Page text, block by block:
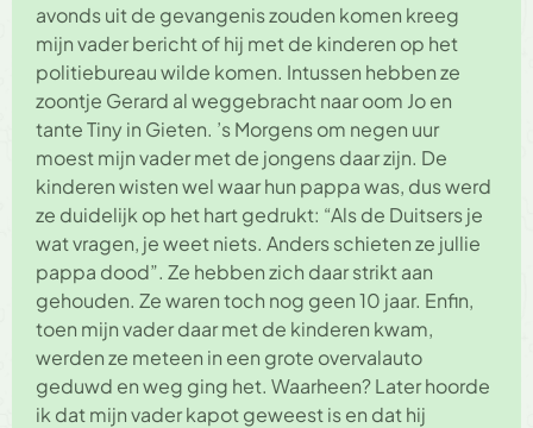
avonds uit de gevangenis zouden komen kreeg
mijn vader bericht of hij met de kinderen op het
politiebureau wilde komen. Intussen hebben ze
zoontje Gerard al weggebracht naar oom Jo en
tante Tiny in Gieten. ’s Morgens om negen uur
moest mijn vader met de jongens daar zijn. De
kinderen wisten wel waar hun pappa was, dus werd
ze duidelijk op het hart gedrukt: “Als de Duitsers je
wat vragen, je weet niets. Anders schieten ze jullie
pappa dood”. Ze hebben zich daar strikt aan
gehouden. Ze waren toch nog geen 10 jaar. Enfin,
toen mijn vader daar met de kinderen kwam,
werden ze meteen in een grote overvalauto
geduwd en weg ging het. Waarheen? Later hoorde
ik dat mijn vader kapot geweest is en dat hij